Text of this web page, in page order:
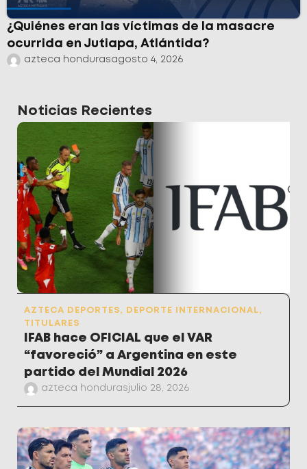
¿Quiénes eran las víctimas de la masacre
ocurrida en Jutiapa, Atlántida?
azteca hondurasagosto 4, 2026
Noticias Recientes
AZTECA DEPORTES, DEPORTE INTERNACIONAL,
TITULARES
IFAB hace OFICIAL que el VAR
“favoreció” a Argentina en este
partido del Mundial 2026
azteca honduras julio 28, 2026